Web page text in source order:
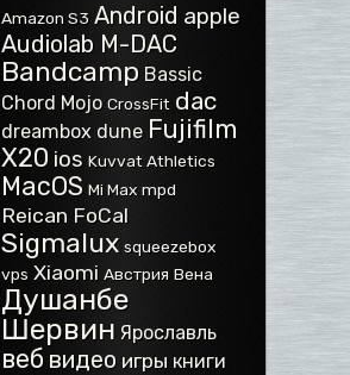
Amazon S3 Android apple
Audiolab M-DAC
Bandcamp Bassic
Chord Mojo CrossFit dac
dreambox dune Fujifilm
X20 ios Kuvvat Athletics
MacOS Mi Max mpd
Reican FoCal
Sigmalux squeezebox
vps Xiaomi Австрия Вена
Душанбе
Шервин Ярославль
веб видео игры книги